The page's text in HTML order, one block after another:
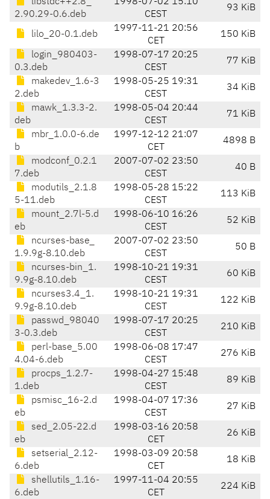
2.90.29-0.6.deb
CEST
93 KiB
lilo_20-0.1.deb
1997-11-21 20:56
CET
150 KiB
login_980403-
0.3.deb
1998-07-17 20:25
CEST
77 KiB
makedev_1.6-3
2.deb
1998-05-25 19:31
CEST
34 KiB
mawk_1.3.3-2.
deb
1998-05-04 20:44
CEST
71 KiB
mbr_1.0.0-6.de
b
1997-12-12 21:07
CET
4898 B
modconf_0.2.1
7.deb
2007-07-02 23:50
CEST
40 B
modutils_2.1.8
5-11.deb
1998-05-28 15:22
CEST
113 KiB
mount_2.7l-5.d
eb
1998-06-10 16:26
CEST
52 KiB
ncurses-base_
1.9.9g-8.10.deb
2007-07-02 23:50
CEST
50 B
ncurses-bin_1.
9.9g-8.10.deb
1998-10-21 19:31
CEST
60 KiB
ncurses3.4_1.
9.9g-8.10.deb
1998-10-21 19:31
CEST
122 KiB
passwd_98040
3-0.3.deb
1998-07-17 20:25
CEST
210 KiB
perl-base_5.00
4.04-6.deb
1998-06-08 17:47
CEST
276 KiB
procps_1.2.7-
1.deb
1998-04-27 15:48
CEST
89 KiB
psmisc_16-2.d
eb
1998-04-07 17:36
CEST
27 KiB
sed_2.05-22.d
eb
1998-03-16 20:58
CET
26 KiB
setserial_2.12-
6.deb
1998-03-09 20:58
CET
18 KiB
shellutils_1.16-
6.deb
1997-11-04 20:55
CET
224 KiB